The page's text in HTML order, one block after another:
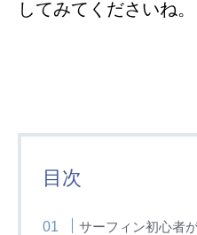
してみてくださいね。
目次
サーフィン初心者